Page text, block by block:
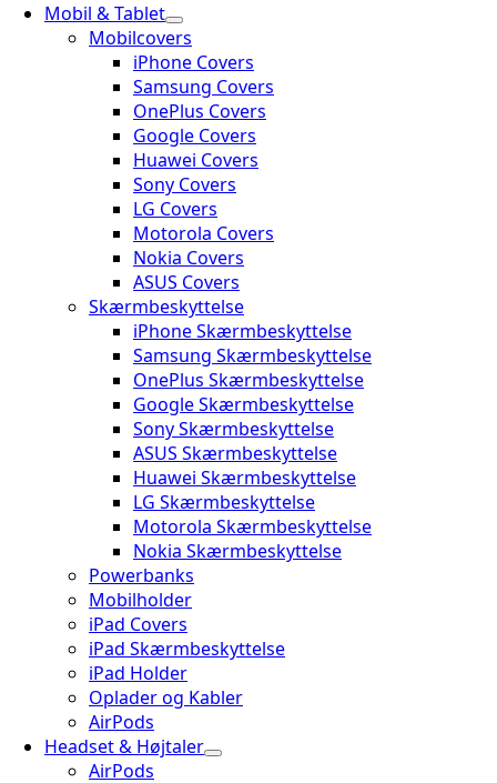
Mobil & Tablet
Mobilcovers
iPhone Covers
Samsung Covers
OnePlus Covers
Google Covers
Huawei Covers
Sony Covers
LG Covers
Motorola Covers
Nokia Covers
ASUS Covers
Skærmbeskyttelse
iPhone Skærmbeskyttelse
Samsung Skærmbeskyttelse
OnePlus Skærmbeskyttelse
Google Skærmbeskyttelse
Sony Skærmbeskyttelse
ASUS Skærmbeskyttelse
Huawei Skærmbeskyttelse
LG Skærmbeskyttelse
Motorola Skærmbeskyttelse
Nokia Skærmbeskyttelse
Powerbanks
Mobilholder
iPad Covers
iPad Skærmbeskyttelse
iPad Holder
Oplader og Kabler
AirPods
Headset & Højtaler
AirPods